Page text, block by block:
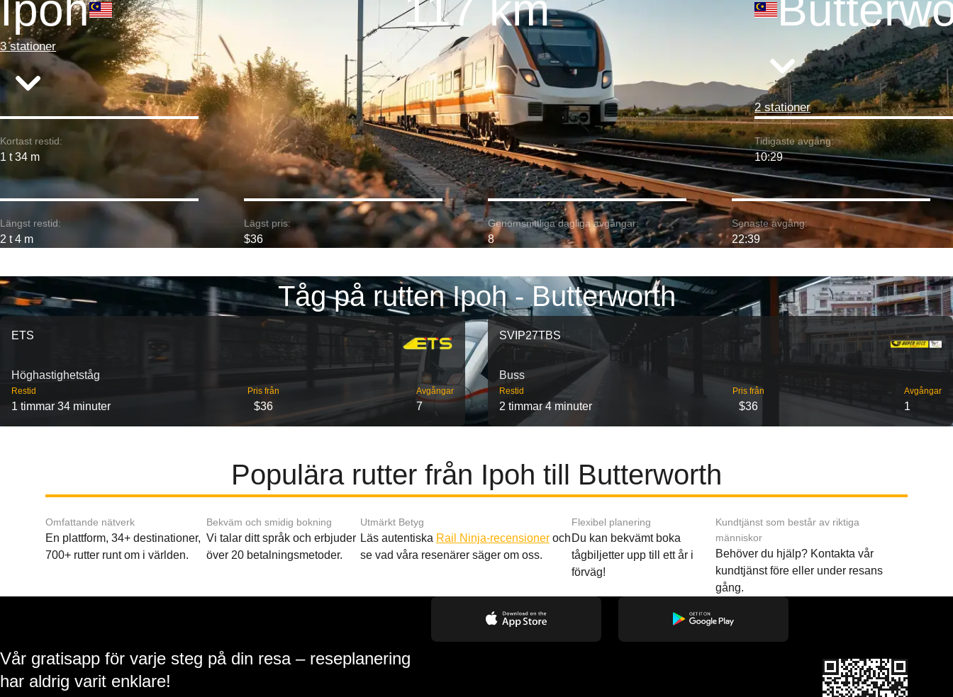
3 stationer
2 stationer
Kortast restid:
1 t 34 m
Tidigaste avgång:
10:29
Längst restid:
2 t 4 m
Lägst pris:
$36
Genomsnittliga dagliga avgångar:
8
Senaste avgång:
22:39
Tåg på rutten Ipoh - Butterworth
ETS
Höghastighetståg
Restid
1 timmar 34 minuter
Pris från
$36
Avgångar
7
SVIP27TBS
Buss
Restid
2 timmar 4 minuter
Pris från
$36
Avgångar
1
Populära rutter från Ipoh till Butterworth
Omfattande nätverk
En plattform, 34+ destinationer,
700+ rutter runt om i världen.
Bekväm och smidig bokning
Vi talar ditt språk och erbjuder
över 20 betalningsmetoder.
Utmärkt Betyg
Läs autentiska Rail Ninja-recensioneroch
se vad våra resenärer säger om oss.
Flexibel planering
Du kan bekvämt boka
tågbiljetter upp till ett år i
förväg!
Kundtjänst som består av riktiga
människor
Behöver du hjälp? Kontakta vår
kundtjänst före eller under resans
gång.
Vår gratisapp för varje steg på din resa – reseplanering
har aldrig varit enklare!